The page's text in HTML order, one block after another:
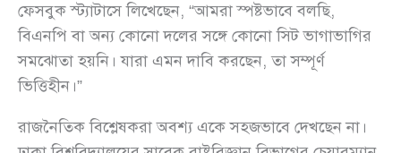
ফেসবুক স্ট্যাটাসে লিখেছেন, “আমরা স্পষ্টভাবে বলছি,
বিএনপি বা অন্য কোনো দলের সঙ্গে কোনো সিট ভাগাভাগির
সমঝোতা হয়নি। যারা এমন দাবি করছেন, তা সম্পূর্ণ
ভিত্তিহীন।”
রাজনৈতিক বিশ্লেষকরা অবশ্য একে সহজভাবে দেখছেন না।